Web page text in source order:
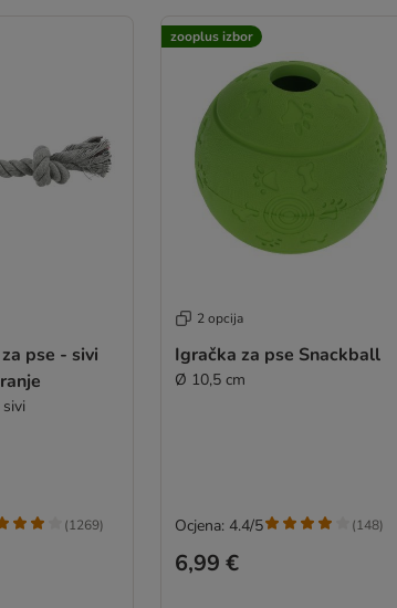
pse - sivi
(1269)
zooplus izbor
2 opcija
Igračka za pse Snackball
Ø 10,5 cm
6,99 €
Ocjena: 4.4/5 (148)